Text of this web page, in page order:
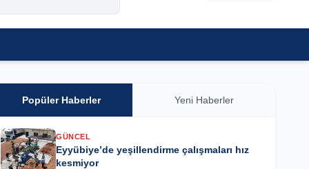
Popüler Haberler Yeni Haberler
GÜNCEL
Eyyübiye’de yeşillendirme çalışmaları hız
kesmiyor